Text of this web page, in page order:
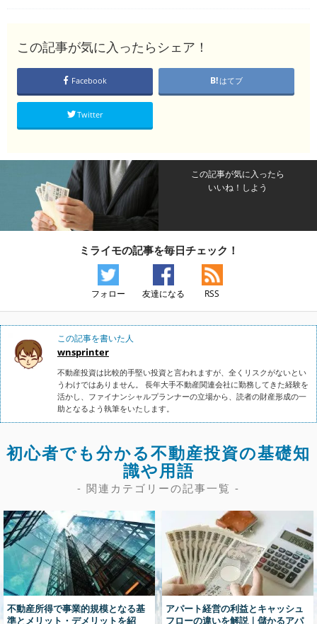
この記事が気に入ったらシェア！
Facebook はてブ
Twitter
この記事が気に入ったら
いいね！しよう
ミライモの記事を毎日チェック！
フォロー 友達になる RSS
この記事を書いた人
wnsprinter
不動産投資は比較的手堅い投資と言われますが、全くリスクがないとい
うわけではありません。 長年大手不動産関連会社に勤務してきた経験を
活かし、ファイナンシャルプランナーの立場から、読者の財産形成の一
助となるよう執筆をいたします。
初心者でも分かる不動産投資の基礎知
識や用語
- 関連カテゴリーの記事一覧 -
不動産所得で事業的規模となる基
準とメリット・デメリットを紹
アパート経営の利益とキャッシュ
フローの違いを解説｜儲かるアパ